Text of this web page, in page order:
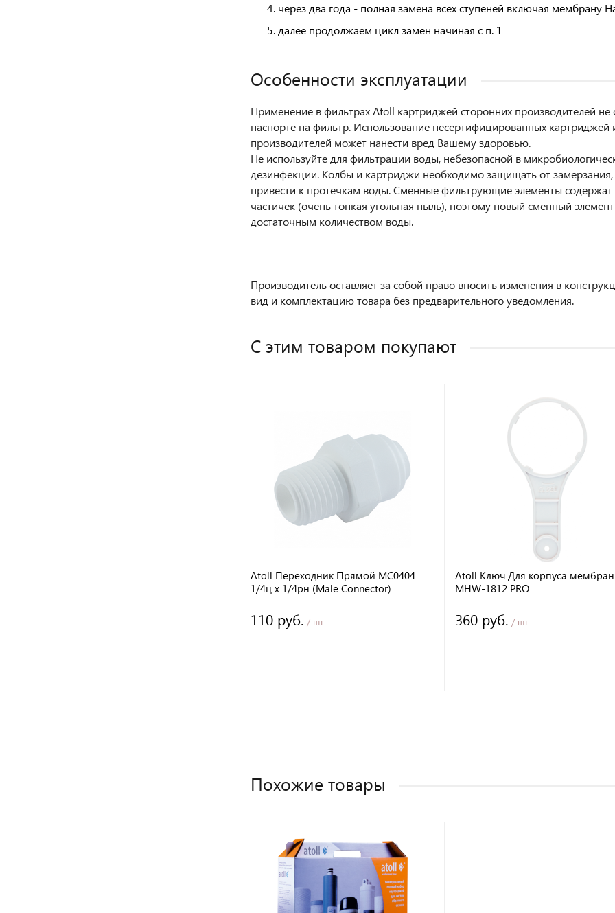
через два года - полная замена всех ступеней включая
далее продолжаем цикл замен начиная с п. 1
Особенности эксплуатации
Применение в фильтрах Atoll картриджей сторонних производителей не
паспорте на фильтр. Использование несертифицированных
производителей может нанести вред Вашему здоровью.
Не используйте для фильтрации воды, небезопасной в
дезинфекции. Колбы и картриджи необходимо защищать от
привести к протечкам воды. Сменные фильтрующие элементы содержат
частичек (очень тонкая угольная пыль), поэтому новый сменный
достаточным количеством воды.
Производитель оставляет за собой право вносить изменения в
вид и комплектацию товара без предварительного уведомления.
С этим товаром покупают
Atoll Переходник Прямой MC0404
1/4ц x 1/4рн (Male Connector)
110 руб. / шт
Atoll Ключ Для корпуса
MHW-1812 PRO
360 руб. / шт
Похожие товары